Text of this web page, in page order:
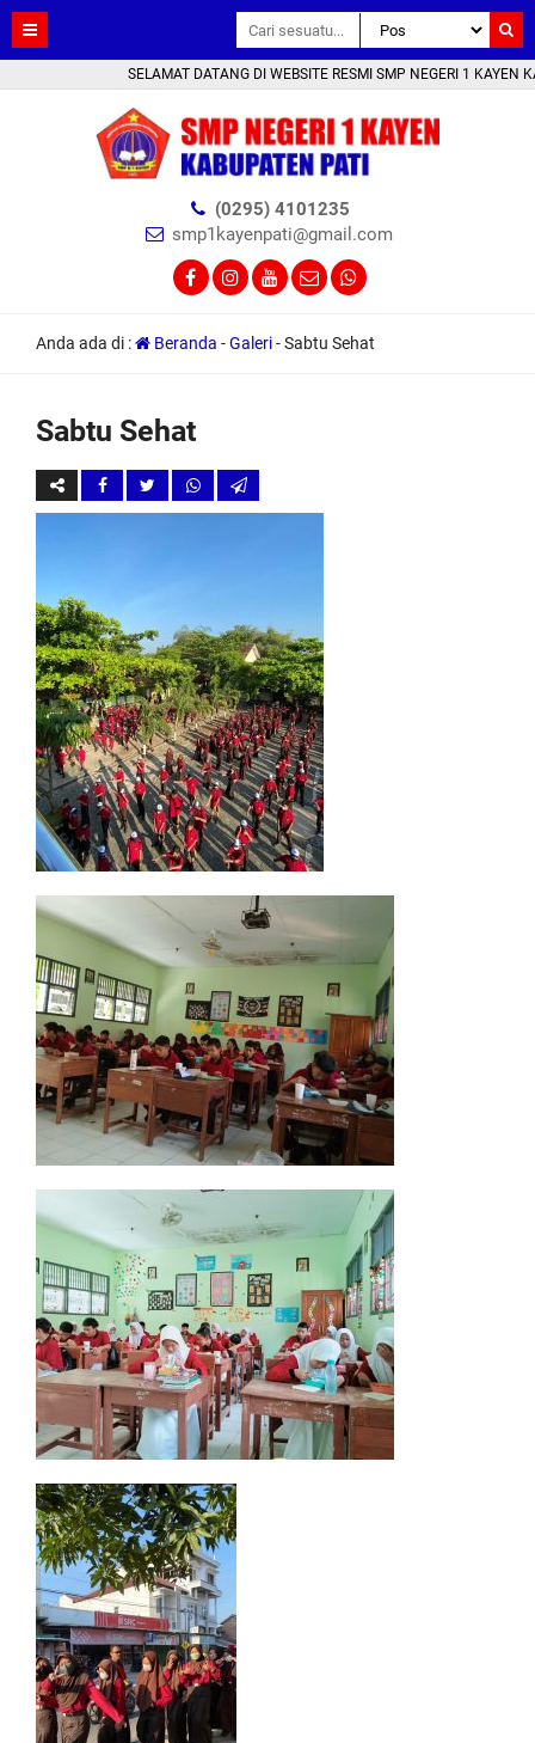
SELAMAT DATANG DI WEBSITE RESMI SMP NEGERI 1 KAYEN
(0295) 4101235
smp1kayenpati@gmail.com
Anda ada di : Beranda -Galeri-Sabtu Sehat
Sabtu Sehat